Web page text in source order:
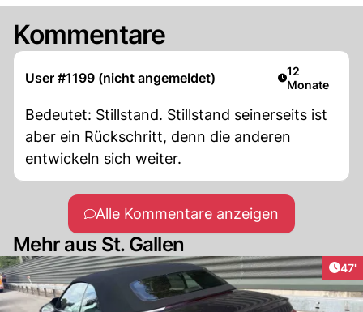
Kommentare
User #1199 (nicht angemeldet) Artikel
12
Monate
Bedeutet: Stillstand. Stillstand seinerseits ist
aber ein Rückschritt, denn die anderen
entwickeln sich weiter.
Alle Kommentare anzeigen
Mehr aus St. Gallen
47'